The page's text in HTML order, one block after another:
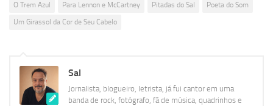
O Trem Azul
Para Lennon e McCartney Pitadas do Sal
Poeta do Som
Um Girassol da Cor de Seu Cabelo
Sal
Jornalista, blogueiro, letrista, já fui cantor em uma
banda de rock, fotógrafo, fã de música, quadrinhos e